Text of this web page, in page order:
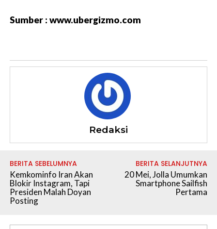
Sumber : www.ubergizmo.com
Redaksi
BERITA SEBELUMNYA
Kemkominfo Iran Akan
Blokir Instagram, Tapi
Presiden Malah Doyan
Posting
BERITA SELANJUTNYA
20 Mei, Jolla Umumkan
Smartphone Sailfish
Pertama